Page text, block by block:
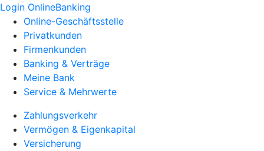
Login OnlineBanking
Online-Geschäftsstelle
Privatkunden
Firmenkunden
Banking & Verträge
Meine Bank
Service & Mehrwerte
Zahlungsverkehr
Vermögen & Eigenkapital
Versicherung